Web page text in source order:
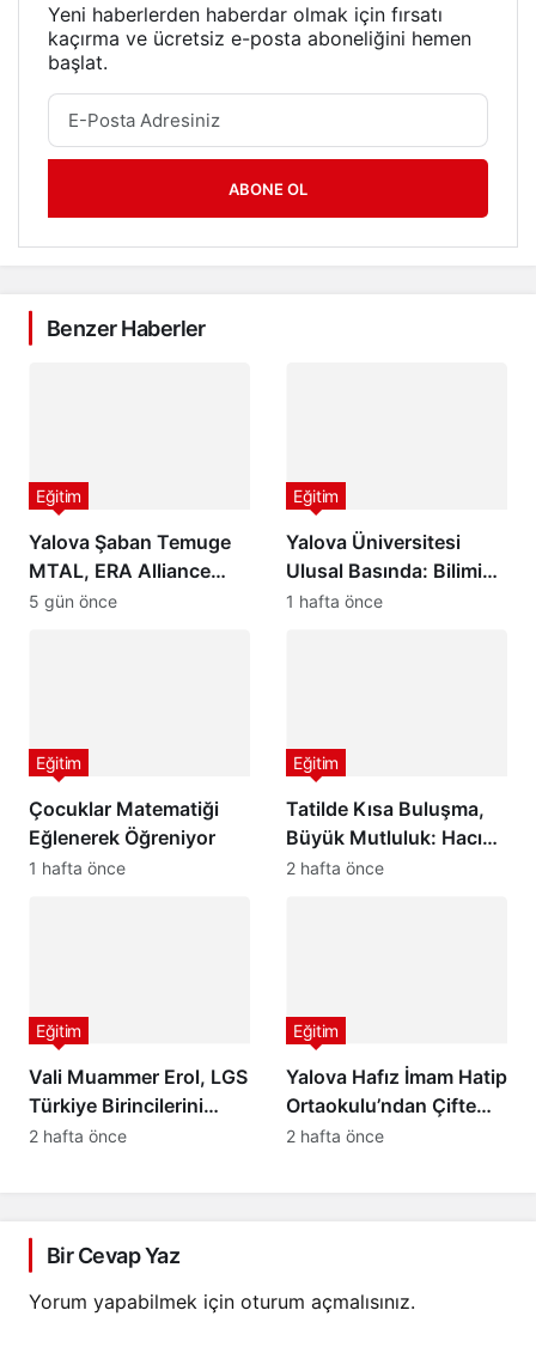
Yeni haberlerden haberdar olmak için fırsatı
kaçırma ve ücretsiz e-posta aboneliğini hemen
başlat.
ABONE OL
Benzer Haberler
Yalova Şaban Temuge
MTAL, ERA Alliance
Avrupa Eğitim Ağına
Eğitim
5 gün önce
Yalova Üniversitesi
Ulusal Basında: Bilimin
Işığında Geleceğe Güçlü
Eğitim
1 hafta önce
Çocuklar Matematiği
Eğlenerek Öğreniyor
Eğitim
1 hafta önce
Tatilde Kısa Buluşma,
Büyük Mutluluk: Hacı
Ali Saruhan İlkokulu ve
Eğitim
2 hafta önce
Vali Muammer Erol, LGS
Türkiye Birincilerini
Makamında Ağırladı
Eğitim
2 hafta önce
Yalova Hafız İmam Hatip
Ortaokulu’ndan Çifte
Türkiye Birinciliği! YKS
Eğitim
2 hafta önce
Bir Cevap Yaz
Yorum yapabilmek için oturum açmalısınız.